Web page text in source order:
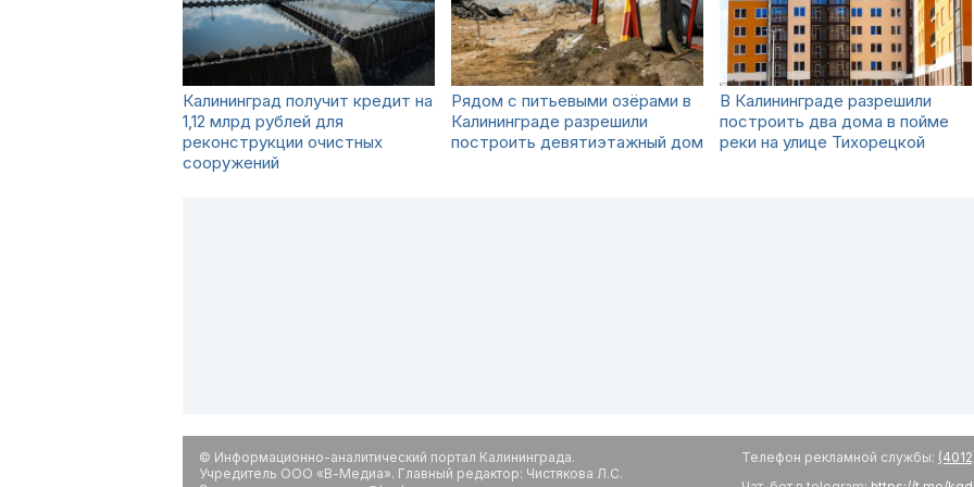
Калининград получит кредит на
1,12 млрд рублей для
реконструкции очистных
сооружений
Рядом с питьевыми озёрами в
Калининграде разрешили
построить девятиэтажный дом
В Калининграде разрешили
построить два дома в пойме
реки на улице Тихорецкой
© Информационно-аналитический портал Калининграда.
Учредитель ООО «В-Медиа». Главный редактор: Чистякова Л.С.
Телефон рекламной службы: